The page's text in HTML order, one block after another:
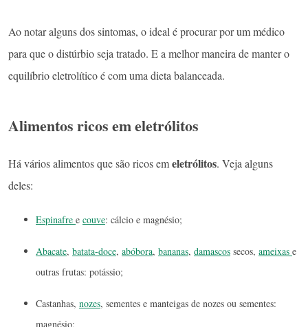
Ao notar alguns dos sintomas, o ideal é procurar por um médico
para que o distúrbio seja tratado. E a melhor maneira de manter o
equilíbrio eletrolítico é com uma dieta balanceada.
Alimentos ricos em eletrólitos
Há vários alimentos que são ricos emeletrólitos. Veja alguns
deles:
Espinafre e couve: cálcio e magnésio;
Abacate, batata-doce, abóbora, bananas, damascos secos, ameixas e
outras frutas: potássio;
Castanhas, nozes, sementes e manteigas de nozes ou sementes:
magnésio;